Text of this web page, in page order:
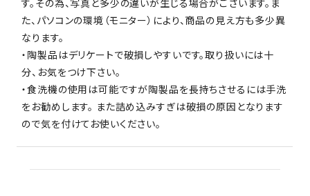
す。その為、写真と多少の違いが生じる場合がございます。ま
た、パソコンの環境（モニター）により、商品の見え方も多少異
なります。
・陶製品はデリケートで破損しやすいです。取り扱いには十
分、お気をつけ下さい。
・食洗機の使用は可能ですが陶製品を長持ちさせるには手洗
をお勧めします。 また詰め込みすぎは破損の原因となります
ので気を付けてお使いください。